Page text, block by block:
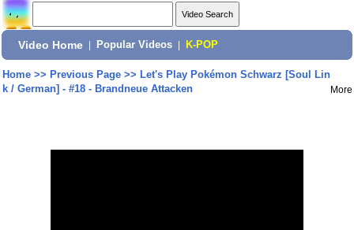
Video Home Popular Videos K-POP
Home>> Previous Page>> Let's Play Pokémon Schwarz [Soul Lin
k / German] - #18 - Brandneue Attacken
More